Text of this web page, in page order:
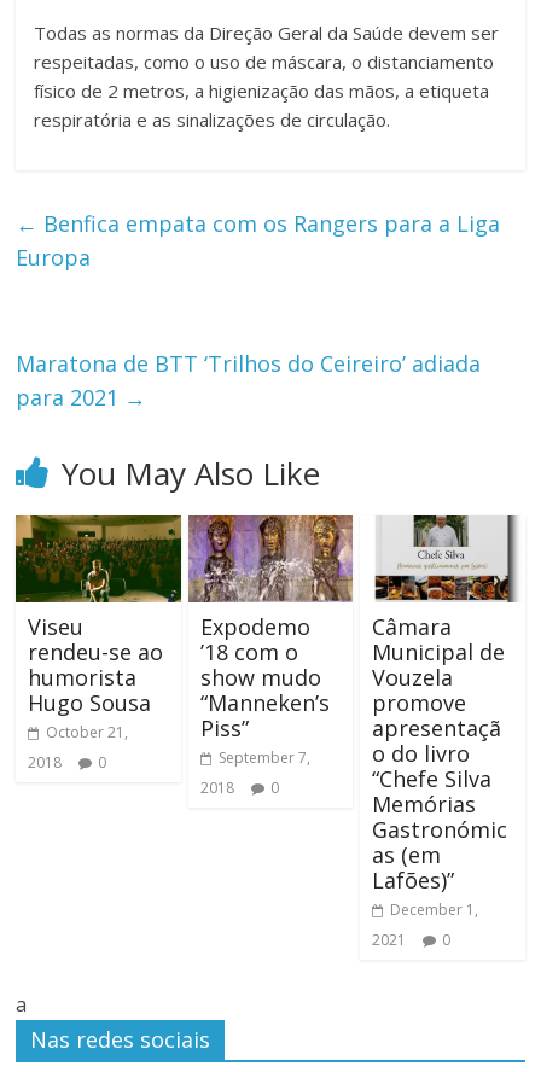
Todas as normas da Direção Geral da Saúde devem ser
respeitadas, como o uso de máscara, o distanciamento
físico de 2 metros, a higienização das mãos, a etiqueta
respiratória e as sinalizações de circulação.
← Benfica empata com os Rangers para a Liga
Europa
Maratona de BTT ‘Trilhos do Ceireiro’ adiada
para 2021 →
You May Also Like
Viseu
rendeu-se ao
humorista
Hugo Sousa
October 21,
2018
0
Expodemo
’18 com o
show mudo
“Manneken’s
Piss”
September 7,
2018
0
Câmara
Municipal de
Vouzela
promove
apresentaçã
o do livro
“Chefe Silva
Memórias
Gastronómic
as (em
Lafões)”
December 1,
2021
0
a
Nas redes sociais